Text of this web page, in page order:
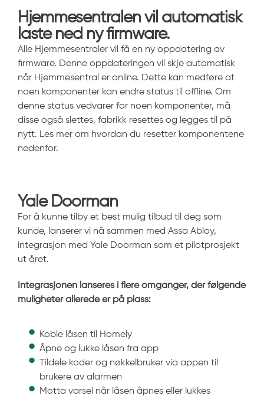
Hjemmesentralen vil automatisk
laste ned ny firmware.
Alle Hjemmesentraler vil få en ny oppdatering av
firmware. Denne oppdateringen vil skje automatisk
når Hjemmesentral er online. Dette kan medføre at
noen komponenter kan endre status til offline. Om
denne status vedvarer for noen komponenter, må
disse også slettes, fabrikk resettes og legges til på
nytt. Les mer om hvordan du resetter komponentene
nedenfor.
Yale Doorman
For å kunne tilby et best mulig tilbud til deg som
kunde, lanserer vi nå sammen med Assa Abloy,
integrasjon med Yale Doorman som et pilotprosjekt
ut året.
Integrasjonen lanseres i flere omganger, der følgende
muligheter allerede er på plass:
Koble låsen til Homely
Åpne og lukke låsen fra app
Tildele koder og nøkkelbruker via appen til
brukere av alarmen
Motta varsel når låsen åpnes eller lukkes